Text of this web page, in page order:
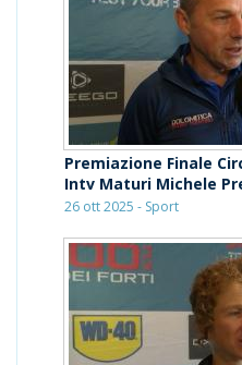
Premiazione Finale
Intv Maturi Michele
26 ott 2025 - Sport